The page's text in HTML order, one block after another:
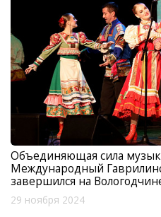
Объединяющая сила
Международный
завершился на
29 ноября 2024